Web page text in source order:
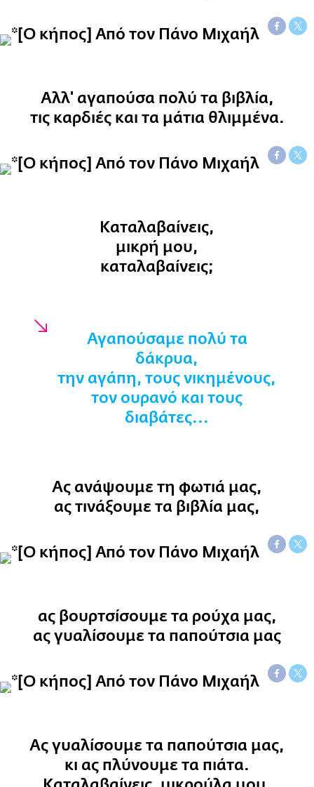
Αλλ' αγαπούσα πολύ τα βιβλία,
τις καρδιές και τα μάτια θλιμμένα.
Καταλαβαίνεις,
μικρή μου,
καταλαβαίνεις;
Αγαπούσαμε πολύ τα
δάκρυα,
την αγάπη, τους νικημένους,
τον ουρανό και τους
διαβάτες...
Ας ανάψουμε τη φωτιά μας,
ας τινάξουμε τα βιβλία μας,
ας βουρτσίσουμε τα ρούχα μας,
ας γυαλίσουμε τα παπούτσια μας
Ας γυαλίσουμε τα παπούτσια μας,
κι ας πλύνουμε τα πιάτα.